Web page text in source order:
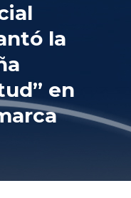
la
en